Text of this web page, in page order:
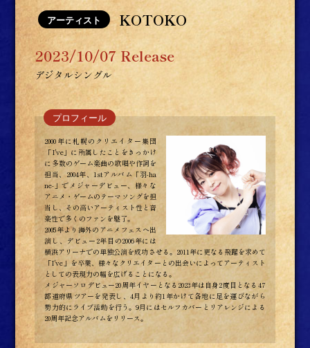
アーティスト
KOTOKO
2023/10/07 Release
デジタルシングル
2000年に札幌のクリエイター集団
「I've」に所属したことをきっかけ
に多数のゲーム楽曲の歌唱や作詞を
担当、2004年、1stアルバム「羽-ha
ne-」でメジャーデビュー、様々な
アニメ・ゲームのテーマソングを担
当し、その高いアーティスト性と音
楽性で多くのファンを魅了。
2005年より海外のアニメフェスへ出
演し、デビュー2年目の2006年には
横浜アリーナでの単独公演を成功させる。2011年に更なる飛躍を求めて
「I've」を卒業、様々なクリエイターとの出会いによってアーティスト
としての表現力の幅を広げることになる。
メジャーソロデビュー20周年イヤーとなる2023年は自身2度目となる47
都道府県ツアーを発表し、4月より約1年かけて各地に足を運びながら
勢力的にライブ活動を行う。9月にはセルフカバーとリアレンジによる
20周年記念アルバムをリリース。